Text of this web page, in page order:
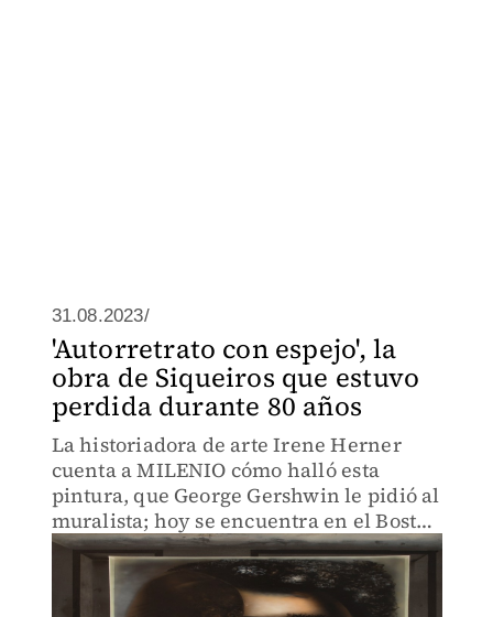
31.08.2023/
'Autorretrato con espejo', la
obra de Siqueiros que estuvo
perdida durante 80 años
La historiadora de arte Irene Herner
cuenta a MILENIO cómo halló esta
pintura, que George Gershwin le pidió al
muralista; hoy se encuentra en el Boston
Museum of Fine Arts.